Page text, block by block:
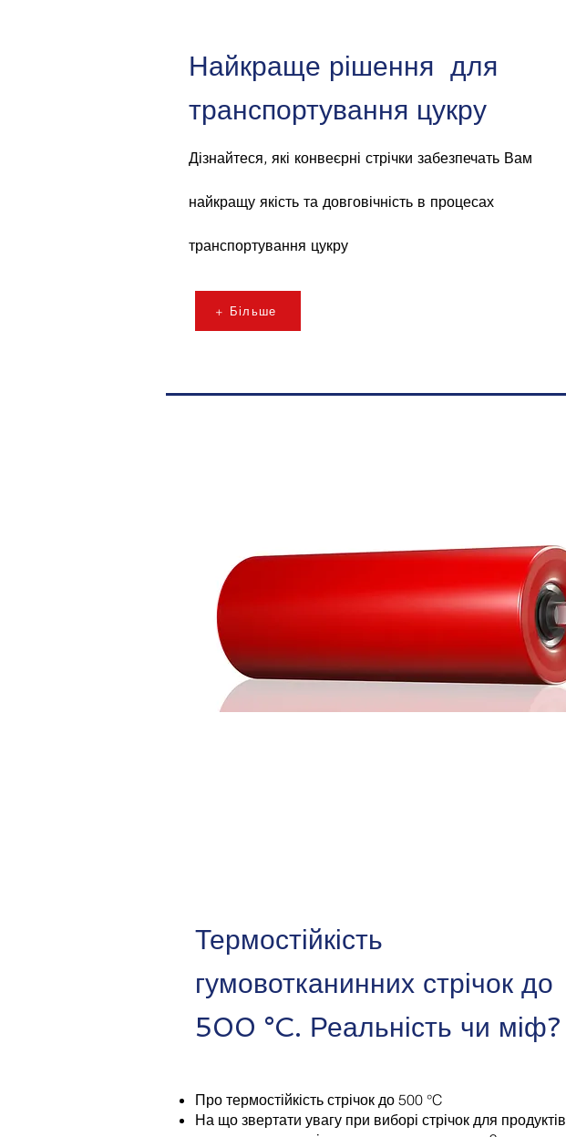
Найкраще рішення для
транспортування цукру
Дізнайтеся, які конвеєрні стрічки забезпечать Вам
найкращу якість та довговічність в процесах
транспортування цукру
+ Більше
Термостійкість
гумовотканинних стрічок до
500 °C. Реальність чи міф?
Про термостійкість стрічок до 500 °C
На що звертати увагу при виборі стрічок для продуктів